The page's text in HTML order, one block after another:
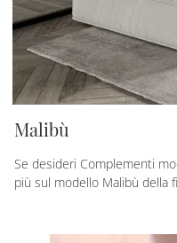
Malibù
Se desideri Complementi
più sul modello Malibù della